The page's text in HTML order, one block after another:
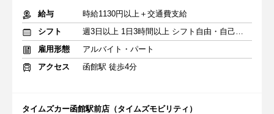
給与
時給1130円以上＋交通費支給
シフト
週3日以上 1日3時間以上 シフト自由・自己申告
雇用形態
アルバイト・パート
アクセス
函館駅 徒歩4分
タイムズカー函館駅前店（タイムズモビリティ）